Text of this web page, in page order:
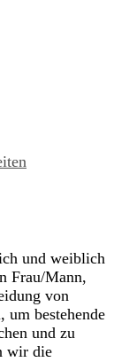
und weiblich
Frau/Mann,
von
um bestehende
und zu
wir die